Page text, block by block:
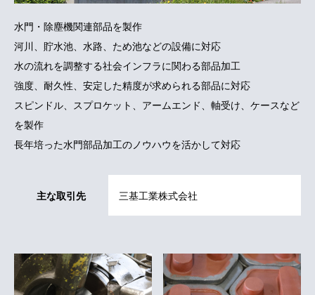
水門・除塵機関連部品を製作
河川、貯水池、水路、ため池などの設備に対応
水の流れを調整する社会インフラに関わる部品加工
強度、耐久性、安定した精度が求められる部品に対応
スピンドル、スプロケット、アームエンド、軸受け、ケースなど
を製作
長年培った水門部品加工のノウハウを活かして対応
主な取引先 三基工業株式会社